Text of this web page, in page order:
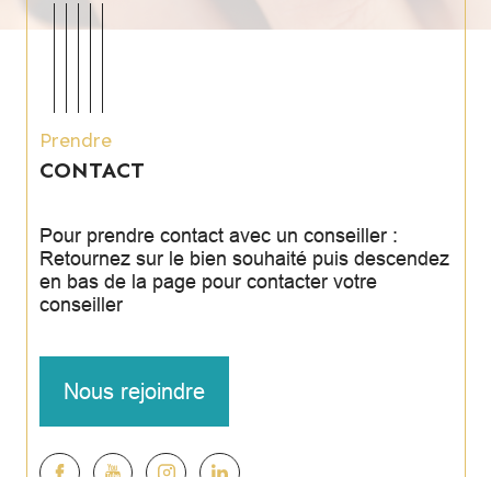
Prendre
CONTACT
Pour prendre contact avec un conseiller :
Retournez sur le bien souhaité puis descendez
en bas de la page pour contacter votre
conseiller
Nous rejoindre